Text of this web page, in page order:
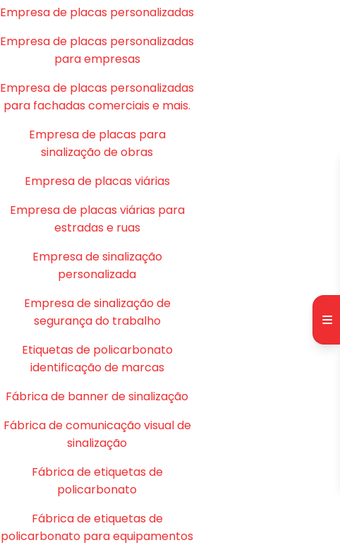
Empresa de placas personalizadas
Empresa de placas personalizadas
para empresas
Empresa de placas personalizadas
para fachadas comerciais e mais.
Empresa de placas para
sinalização de obras
Empresa de placas viárias
Empresa de placas viárias para
estradas e ruas
Empresa de sinalização
personalizada
Empresa de sinalização de
segurança do trabalho
Etiquetas de policarbonato
identificação de marcas
Fábrica de banner de sinalização
Fábrica de comunicação visual de
sinalização
Fábrica de etiquetas de
policarbonato
Fábrica de etiquetas de
policarbonato para equipamentos